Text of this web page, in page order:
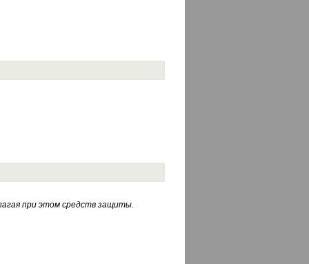
при этом средств защиты.